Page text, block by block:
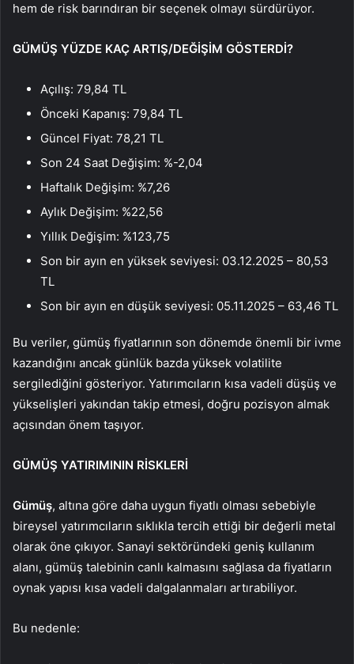
hem de risk barındıran bir seçenek olmayı sürdürüyor.
GÜMÜŞ YÜZDE KAÇ ARTIŞ/DEĞİŞİM GÖSTERDİ?
Açılış: 79,84 TL
Önceki Kapanış: 79,84 TL
Güncel Fiyat: 78,21 TL
Son 24 Saat Değişim: %-2,04
Haftalık Değişim: %7,26
Aylık Değişim: %22,56
Yıllık Değişim: %123,75
Son bir ayın en yüksek seviyesi: 03.12.2025 – 80,53
TL
Son bir ayın en düşük seviyesi: 05.11.2025 – 63,46 TL
Bu veriler, gümüş fiyatlarının son dönemde önemli bir ivme
kazandığını ancak günlük bazda yüksek volatilite
sergilediğini gösteriyor. Yatırımcıların kısa vadeli düşüş ve
yükselişleri yakından takip etmesi, doğru pozisyon almak
açısından önem taşıyor.
GÜMÜŞ YATIRIMININ RİSKLERİ
Gümüş, altına göre daha uygun fiyatlı olması sebebiyle
bireysel yatırımcıların sıklıkla tercih ettiği bir değerli metal
olarak öne çıkıyor. Sanayi sektöründeki geniş kullanım
alanı, gümüş talebinin canlı kalmasını sağlasa da fiyatların
oynak yapısı kısa vadeli dalgalanmaları artırabiliyor.
Bu nedenle: